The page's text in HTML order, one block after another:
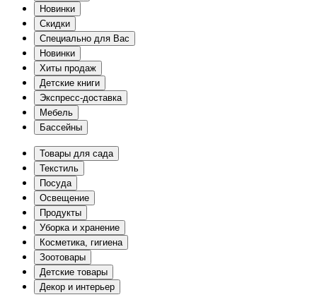
Новинки
Скидки
Специально для Вас
Новинки
Хиты продаж
Детские книги
Экспресс-доставка
Мебель
Бассейны
Товары для сада
Текстиль
Посуда
Освещение
Продукты
Уборка и хранение
Косметика, гигиена
Зоотовары
Детские товары
Декор и интерьер